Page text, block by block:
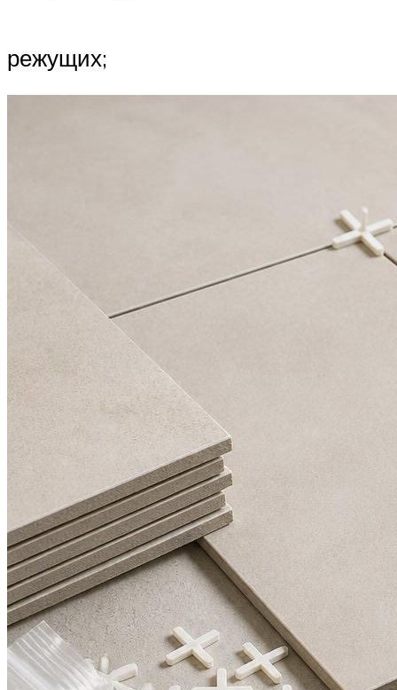
режущих;